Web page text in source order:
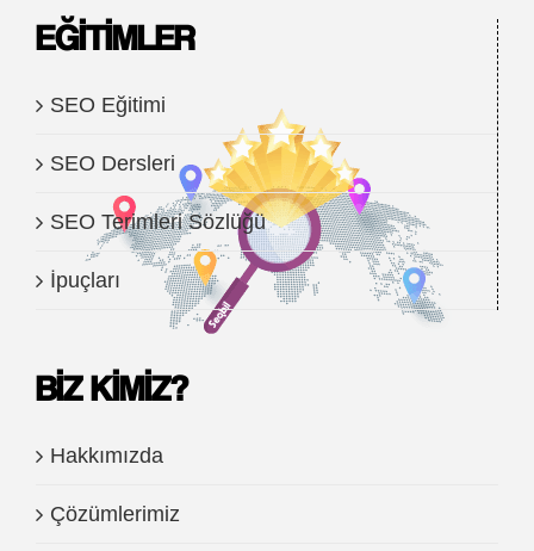
EĞITIMLER
SEO Eğitimi
SEO Dersleri
SEO Terimleri Sözlüğü
İpuçları
BIZ KIMIZ?
Hakkımızda
Çözümlerimiz